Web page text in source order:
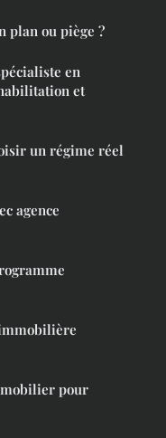
plan ou piège ?
en
et
un régime réel
agence
pour